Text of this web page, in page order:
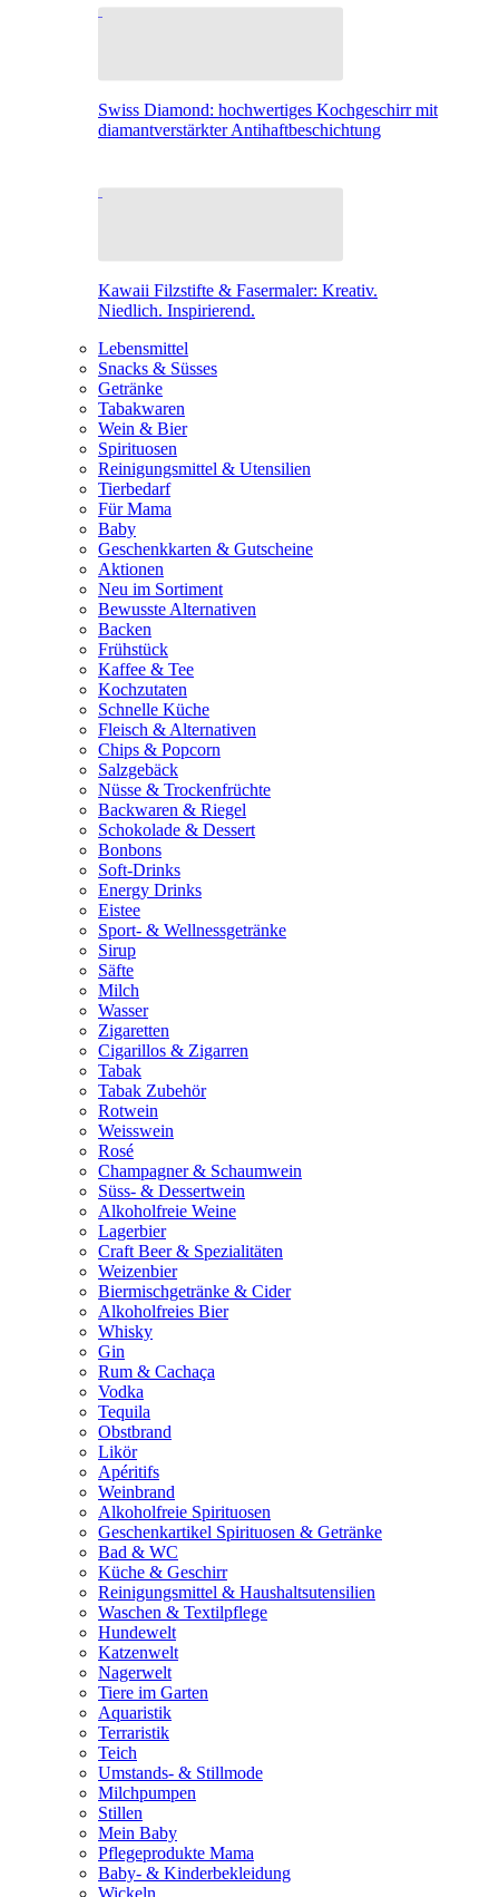
Swiss Diamond: hochwertiges Kochgeschirr mit
diamantverstärkter Antihaftbeschichtung
Kawaii Filzstifte & Fasermaler: Kreativ.
Niedlich. Inspirierend.
Lebensmittel
Snacks & Süsses
Getränke
Tabakwaren
Wein & Bier
Spirituosen
Reinigungsmittel & Utensilien
Tierbedarf
Für Mama
Baby
Geschenkkarten & Gutscheine
Aktionen
Neu im Sortiment
Bewusste Alternativen
Backen
Frühstück
Kaffee & Tee
Kochzutaten
Schnelle Küche
Fleisch & Alternativen
Chips & Popcorn
Salzgebäck
Nüsse & Trockenfrüchte
Backwaren & Riegel
Schokolade & Dessert
Bonbons
Soft-Drinks
Energy Drinks
Eistee
Sport- & Wellnessgetränke
Sirup
Säfte
Milch
Wasser
Zigaretten
Cigarillos & Zigarren
Tabak
Tabak Zubehör
Rotwein
Weisswein
Rosé
Champagner & Schaumwein
Süss- & Dessertwein
Alkoholfreie Weine
Lagerbier
Craft Beer & Spezialitäten
Weizenbier
Biermischgetränke & Cider
Alkoholfreies Bier
Whisky
Gin
Rum & Cachaça
Vodka
Tequila
Obstbrand
Likör
Apéritifs
Weinbrand
Alkoholfreie Spirituosen
Geschenkartikel Spirituosen & Getränke
Bad & WC
Küche & Geschirr
Reinigungsmittel & Haushaltsutensilien
Waschen & Textilpflege
Hundewelt
Katzenwelt
Nagerwelt
Tiere im Garten
Aquaristik
Terraristik
Teich
Umstands- & Stillmode
Milchpumpen
Stillen
Mein Baby
Pflegeprodukte Mama
Baby- & Kinderbekleidung
Wickeln